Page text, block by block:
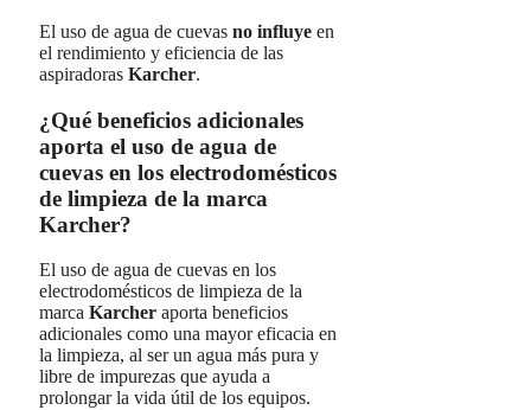
El uso de agua de cuevas no influye en
el rendimiento y eficiencia de las
aspiradoras Karcher.
¿Qué beneficios adicionales
aporta el uso de agua de
cuevas en los electrodomésticos
de limpieza de la marca
Karcher?
El uso de agua de cuevas en los
electrodomésticos de limpieza de la
marca Karcher aporta beneficios
adicionales como una mayor eficacia en
la limpieza, al ser un agua más pura y
libre de impurezas que ayuda a
prolongar la vida útil de los equipos.